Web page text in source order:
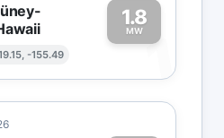
-155.49
1.8
MW1